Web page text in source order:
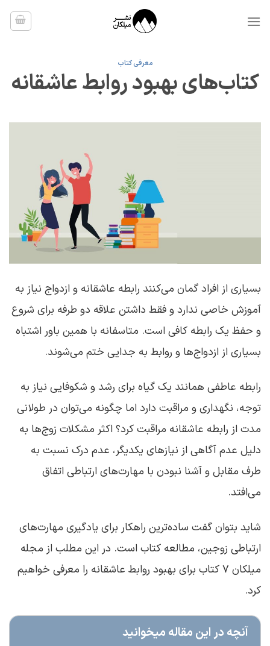
معرفی کتاب
کتاب‌های بهبود روابط عاشقانه
بسیاری از افراد گمان می‌کنند رابطه عاشقانه و ازدواج نیاز به
آموزش خاصی ندارد و فقط داشتن علاقه دو طرفه برای شروع
و حفظ یک رابطه کافی است. متاسفانه با همین باور اشتباه
بسیاری از ازدواج‌ها و روابط به جدایی ختم می‌شوند.
رابطه عاطفی همانند یک گیاه برای رشد و شکوفایی نیاز به
توجه، نگهداری و مراقبت دارد اما چگونه می‌توان در طولانی
مدت از رابطه عاشقانه مراقبت کرد؟ اکثر مشکلات زوج‌ها به
دلیل عدم آگاهی از نیازهای یکدیگر، عدم درک نسبت به
طرف مقابل و آشنا نبودن با مهارت‌های ارتباطی اتفاق
می‌افتد.
شاید بتوان گفت ساده‌ترین راهکار برای یادگیری مهارت‌های
ارتباطی زوجین، مطالعه کتاب است. در این مطلب از مجله
میلکان 7 کتاب برای بهبود روابط عاشقانه را معرفی خواهیم
کرد.
آنچه در این مقاله میخوانید